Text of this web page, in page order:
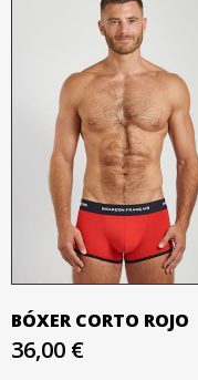
BÓXER CORTO ROJO
36,00 €